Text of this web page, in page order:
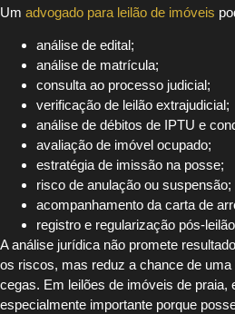
Um advogado para leilão de imóveis
análise de edital;
análise de matrícula;
consulta ao processo judicial;
verificação de leilão extrajudicial;
análise de débitos de IPTU e
avaliação de imóvel ocupado;
estratégia de imissão na posse;
risco de anulação ou suspensão;
acompanhamento da carta de
registro e regularização pós-
A análise jurídica não promete
os riscos, mas reduz a chance de uma
cegas. Em leilões de imóveis de praia,
especialmente importante porque